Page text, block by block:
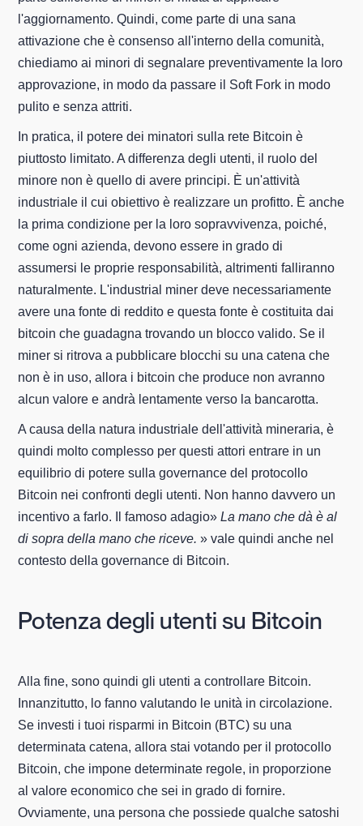
l'aggiornamento. Quindi, come parte di una sana
attivazione che è consenso all'interno della comunità,
chiediamo ai minori di segnalare preventivamente la loro
approvazione, in modo da passare il Soft Fork in modo
pulito e senza attriti.
In pratica, il potere dei minatori sulla rete Bitcoin è
piuttosto limitato. A differenza degli utenti, il ruolo del
minore non è quello di avere principi. È un'attività
industriale il cui obiettivo è realizzare un profitto. È anche
la prima condizione per la loro sopravvivenza, poiché,
come ogni azienda, devono essere in grado di
assumersi le proprie responsabilità, altrimenti falliranno
naturalmente. L'industrial miner deve necessariamente
avere una fonte di reddito e questa fonte è costituita dai
bitcoin che guadagna trovando un blocco valido. Se il
miner si ritrova a pubblicare blocchi su una catena che
non è in uso, allora i bitcoin che produce non avranno
alcun valore e andrà lentamente verso la bancarotta.
A causa della natura industriale dell'attività mineraria, è
quindi molto complesso per questi attori entrare in un
equilibrio di potere sulla governance del protocollo
Bitcoin nei confronti degli utenti. Non hanno davvero un
incentivo a farlo. Il famoso adagio»La mano che dà è al
di sopra della mano che riceve. » vale quindi anche nel
contesto della governance di Bitcoin.
Potenza degli utenti su Bitcoin
Alla fine, sono quindi gli utenti a controllare Bitcoin.
Innanzitutto, lo fanno valutando le unità in circolazione.
Se investi i tuoi risparmi in Bitcoin (BTC) su una
determinata catena, allora stai votando per il protocollo
Bitcoin, che impone determinate regole, in proporzione
al valore economico che sei in grado di fornire.
Ovviamente, una persona che possiede qualche satoshi